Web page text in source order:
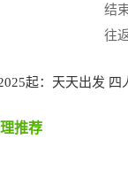
结
往
起：天天出发 四
推荐